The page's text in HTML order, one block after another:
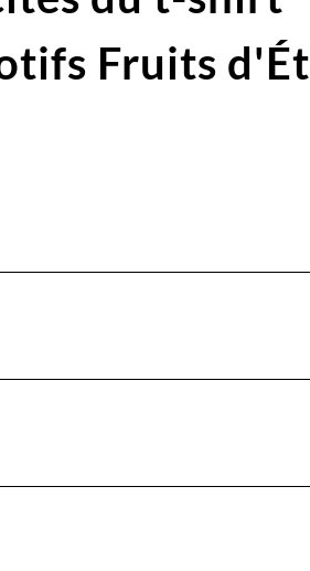
Fruits